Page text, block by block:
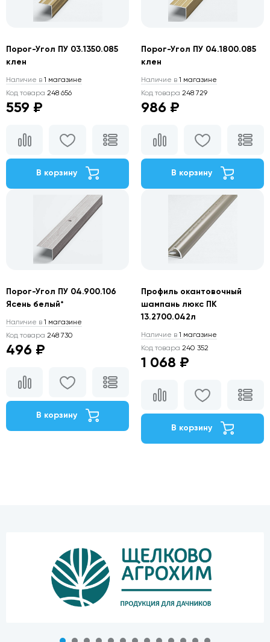
Порог-Угол ПУ 03.1350.085
клен
Наличие в 1 магазине
Код товара 248 656
559 ₽
В корзину
Порог-Угол ПУ 04.1800.085
клен
Наличие в 1 магазине
Код товара 248 729
986 ₽
В корзину
Порог-Угол ПУ 04.900.106
Ясень белый*
Наличие в 1 магазине
Код товара 248 730
496 ₽
В корзину
Профиль окантовочный
шампань люкс ПК
13.2700.042л
Наличие в 1 магазине
Код товара 240 352
1 068 ₽
В корзину